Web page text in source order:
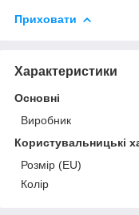
Приховати
Характеристики
Основні
Виробник
Користувальницькі
Розмір (EU)
Колір